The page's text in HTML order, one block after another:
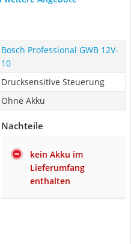
Bosch Professional GWB 12V-
10
Drucksensitive Steuerung
Ohne Akku
Nachteile
kein Akku im
Lieferumfang
enthalten